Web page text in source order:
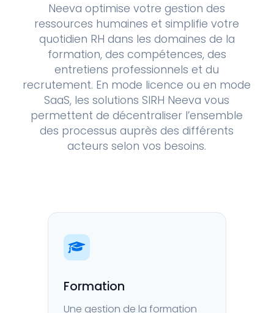
Neeva optimise votre gestion des
ressources humaines et simplifie votre
quotidien RH dans les domaines de la
formation, des compétences, des
entretiens professionnels et du
recrutement. En mode licence ou en mode
SaaS, les solutions SIRH Neeva vous
permettent de décentraliser l’ensemble
des processus auprès des différents
acteurs selon vos besoins.
Formation
Une gestion de la formation